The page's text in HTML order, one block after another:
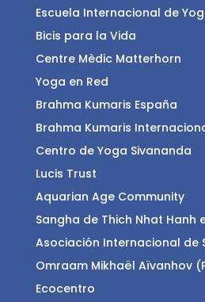
Escuela Internacional de
Bicis para la Vida
Centre Mèdic Matterhorn
Yoga en Red
Brahma Kumaris España
Brahma Kumaris
Centro de Yoga Sivananda
Lucis Trust
Aquarian Age Community
Sangha de Thich Nhat Hanh
Asociación Internacional de
Omraam Mikhaël Aïvanhov
Ecocentro